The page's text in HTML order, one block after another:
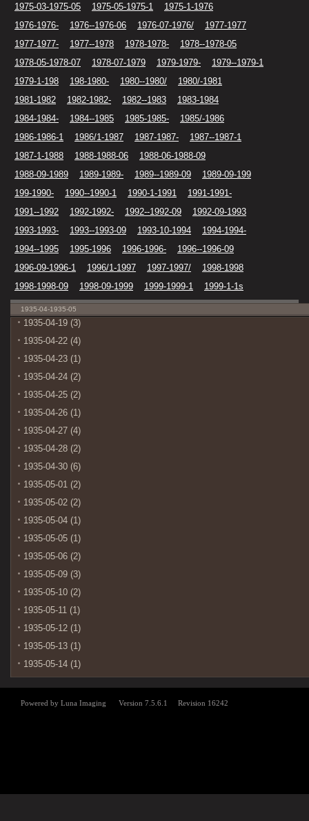
1975-03-1975-05
1975-05-1975-1
1975-1-1976
1976-1976-
1976--1976-06 1976-07-1976/
1977-1977
1977-1977-
1977--1978 1978-1978-
1978--1978-05
1978-05-1978-07
1978-07-1979 1979-1979-
1979--1979-1
1979-1-198
198-1980- 1980--1980/
1980/-1981
1981-1982
1982-1982- 1982--1983
1983-1984
1984-1984-
1984--1985 1985-1985-
1985/-1986
1986-1986-1
1986/1-1987 1987-1987-
1987--1987-1
1987-1-1988
1988-1988-06
1988-06-1988-09
1988-09-1989
1989-1989- 1989--1989-09
1989-09-199
199-1990-
1990--1990-1 1990-1-1991
1991-1991-
1991--1992
1992-1992- 1992--1992-09
1992-09-1993
1993-1993-
1993--1993-09 1993-10-1994
1994-1994-
1994--1995
1995-1996 1996-1996-
1996--1996-09
1996-09-1996-1
1996/1-1997 1997-1997/
1998-1998
1998-1998-09
1998-09-1999 1999-1999-1 1999-1-1s
1935-04-1935-05
1935-04-19 (3)
1935-04-22 (4)
1935-04-23 (1)
1935-04-24 (2)
1935-04-25 (2)
1935-04-26 (1)
1935-04-27 (4)
1935-04-28 (2)
1935-04-30 (6)
1935-05-01 (2)
1935-05-02 (2)
1935-05-04 (1)
1935-05-05 (1)
1935-05-06 (2)
1935-05-09 (3)
1935-05-10 (2)
1935-05-11 (1)
1935-05-12 (1)
1935-05-13 (1)
1935-05-14 (1)